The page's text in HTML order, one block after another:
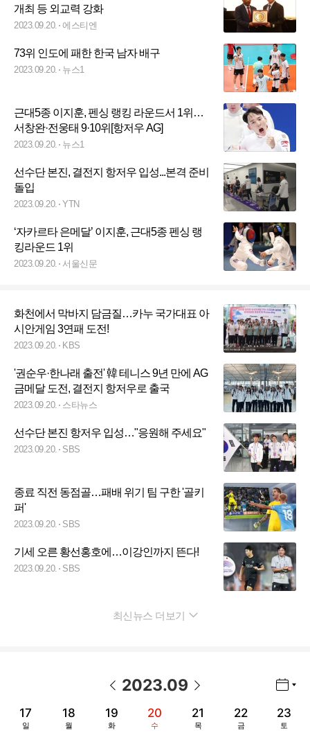
개최 등 외교력 강화
2023.09.20. 에스티엔
73위 인도에 패한 한국 남자 배구
2023.09.20. 뉴스1
근대5종 이지훈, 펜싱 랭킹 라운드서 1위…
서창완·전웅태 9·10위[항저우 AG]
2023.09.20. 뉴스1
선수단 본진, 결전지 항저우 입성...본격 준비
돌입
2023.09.20. YTN
‘자카르타 은메달’ 이지훈, 근대5종 펜싱 랭
킹라운드 1위
2023.09.20. 서울신문
화천에서 막바지 담금질…카누 국가대표 아
시안게임 3연패 도전!
2023.09.20. KBS
'권순우·한나래 출전' 韓 테니스 9년 만에 AG
금메달 도전, 결전지 항저우로 출국
2023.09.20. 스타뉴스
선수단 본진 항저우 입성…"응원해 주세요"
2023.09.20. SBS
종료 직전 동점골…패배 위기 팀 구한 '골키
퍼'
2023.09.20. SBS
기세 오른 황선홍호에…이강인까지 뜬다!
2023.09.20. SBS
최신뉴스 더보기
2023.09
17
일
18
월
19
화
20
수
21
목
22
금
23
토